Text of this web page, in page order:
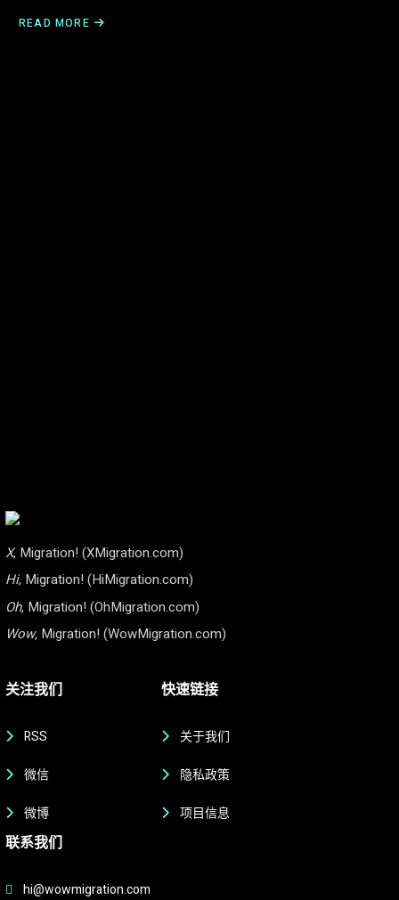
READ MORE
X, Migration! (XMigration.com)
Hi, Migration! (HiMigration.com)
Oh, Migration! (OhMigration.com)
Wow, Migration! (WowMigration.com)
关注我们
RSS
微信
微博
快速链接
关于我们
隐私政策
项目信息
联系我们
hi@wowmigration.com